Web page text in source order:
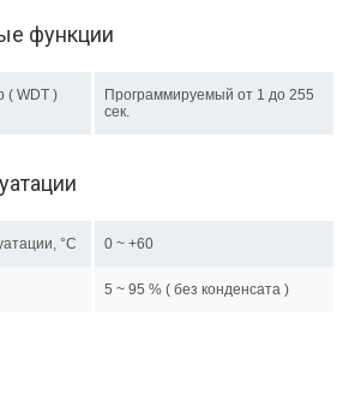
функции
( WDT )
Программируемый от 1 до 255
сек.
°C 0 ~ +60
5 ~ 95 % ( без конденсата )